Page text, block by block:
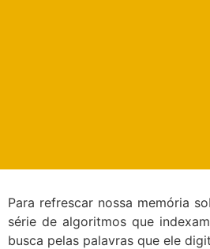
Para refrescar nossa memória
série de algoritmos que
busca pelas palavras que ele